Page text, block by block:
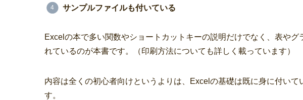
サンプルファイルも付いている
Excelの本で多い関数やショートカットキーの説明だけでなく、表や
れているのが本書です。（印刷方法についても詳しく載っています）
内容は全くの初心者向けというよりは、 Excelの基礎は既に身に付いて
す。